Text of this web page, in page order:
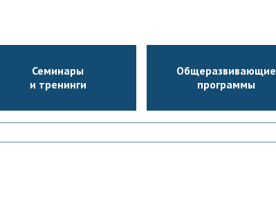
Семинары
и тренинги
Общеразвивающие
программы